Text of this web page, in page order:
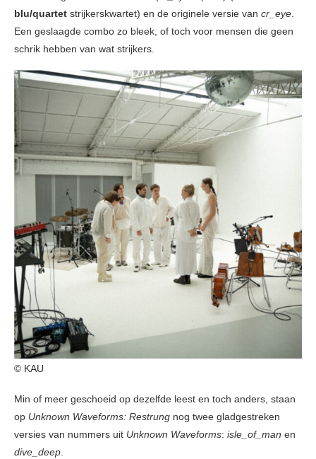
blu/quartet strijkerskwartet) en de originele versie van cr_eye.
Een geslaagde combo zo bleek, of toch voor mensen die geen
schrik hebben van wat strijkers.
© KAU
Min of meer geschoeid op dezelfde leest en toch anders, staan
op Unknown Waveforms: Restrung nog twee gladgestreken
versies van nummers uit Unknown Waveforms: isle_of_man en
dive_deep.